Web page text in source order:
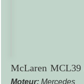
McLaren MCL39
Moteur: Mercedes